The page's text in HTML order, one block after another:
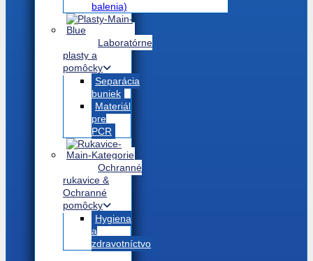
balenia)
Laboratórne
plasty a
pomôcky
Separácia
buniek
Materiál
pre
PCR
Ochranné
rukavice &
Ochranné
pomôcky
Hygiena
a
zdravotníctvo